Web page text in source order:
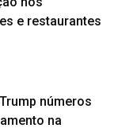
e restaurantes
números
na